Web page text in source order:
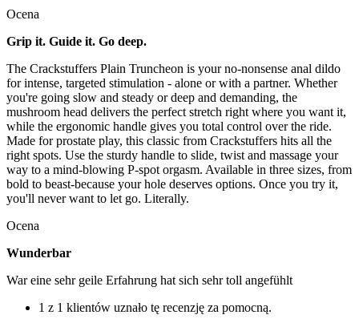
Ocena
Grip it. Guide it. Go deep.
The Crackstuffers Plain Truncheon is your no-nonsense anal dildo
for intense, targeted stimulation - alone or with a partner. Whether
you're going slow and steady or deep and demanding, the
mushroom head delivers the perfect stretch right where you want it,
while the ergonomic handle gives you total control over the ride.
Made for prostate play, this classic from Crackstuffers hits all the
right spots. Use the sturdy handle to slide, twist and massage your
way to a mind-blowing P-spot orgasm. Available in three sizes, from
bold to beast-because your hole deserves options. Once you try it,
you'll never want to let go. Literally.
Ocena
Wunderbar
War eine sehr geile Erfahrung hat sich sehr toll angefühlt
1 z 1 klientów uznało tę recenzję za pomocną.